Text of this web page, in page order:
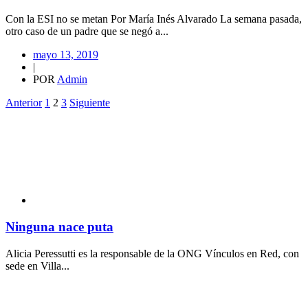
Con la ESI no se metan Por María Inés Alvarado La semana pasada,
otro caso de un padre que se negó a...
mayo 13, 2019
PORAdmin
Anterior 1 2 3 Siguiente
Ninguna nace puta
Alicia Peressutti es la responsable de la ONG Vínculos en Red, con
sede en Villa...